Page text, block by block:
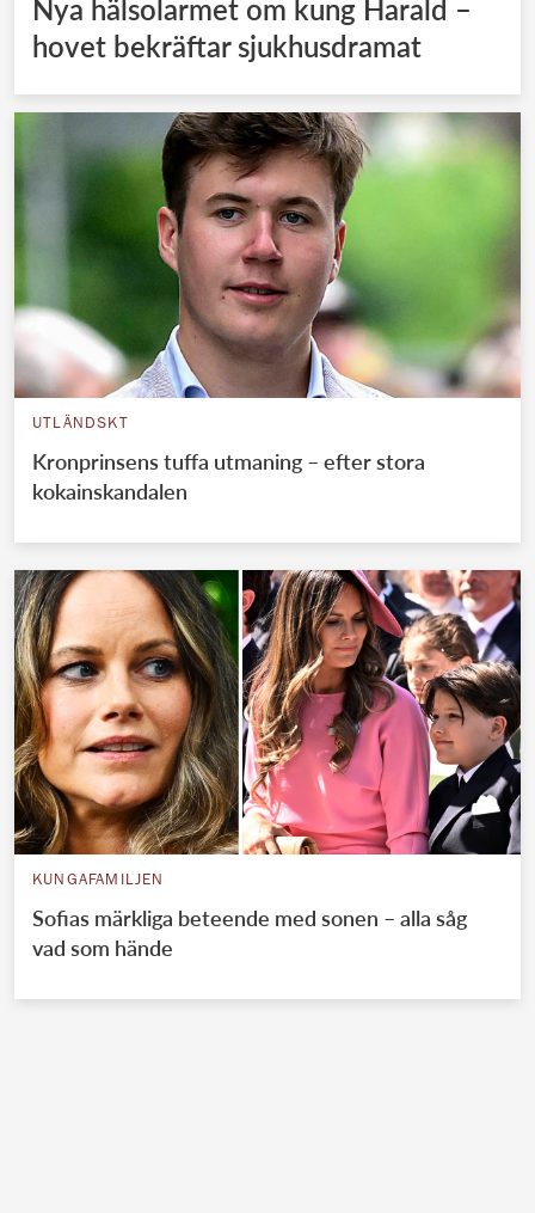
Nya hälsolarmet om kung Harald –
hovet bekräftar sjukhusdramat
UTLÄNDSKT
Kronprinsens tuffa utmaning – efter stora
kokainskandalen
KUNGAFAMILJEN
Sofias märkliga beteende med sonen – alla såg
vad som hände